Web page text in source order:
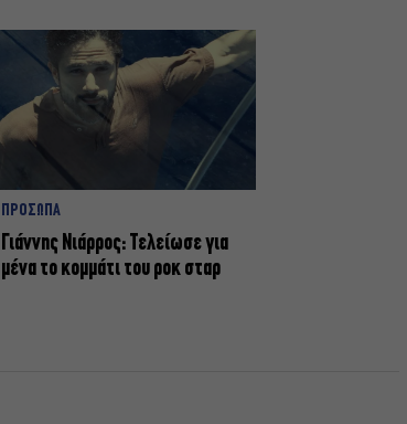
ΠΡΟΣΩΠΑ
Γιάννης Νιάρρος: Τελείωσε για
μένα το κομμάτι του ροκ σταρ